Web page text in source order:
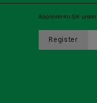
Abonnieren Sie